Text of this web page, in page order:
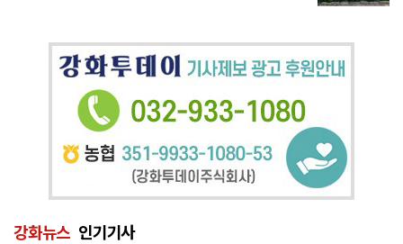
강화뉴스 인기기사